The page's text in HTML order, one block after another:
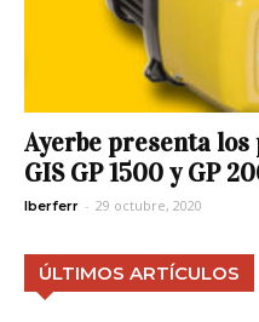
Ayerbe presenta
GIS GP 1500 y GP
Iberferr - 29 octubre, 2020
ÚLTIMOS ARTÍCULOS